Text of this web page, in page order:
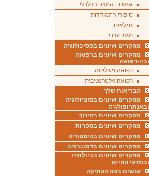
אנשים והמצב הכלכלי
סיפורי התמודדות
גמלאים
מגזר ערבי
מחקרים ועיונים בפסיכולוגיה
מחקרים ועיונים ברפואה
וביו-רפואה
רפואה משלימה
רפואה אלטרנטיבית
הבריאות שלך
מחקרים ועיונים בסוציולוגיה
ובאנתרופולגיה
מחקרים ועיונים בחינוך
מחקרים ועיונים בספרות
מחקרים ועיונים בהיסטוריה
מחקרים ועיונים בדמוגרפיה
מחקרים ועיונים בביולוגיה
ובמדעי החיים
אנשים בעת העתיקה